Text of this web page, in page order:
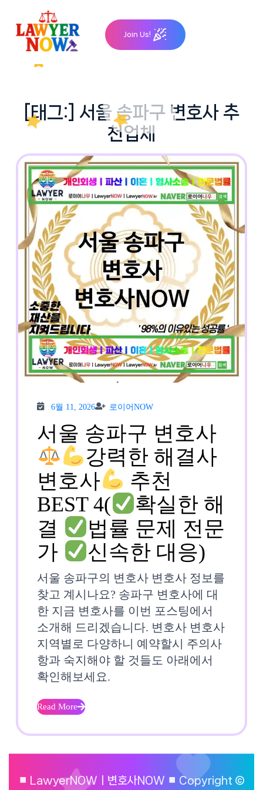
content
Join Us!
[태그:] 서울 송파구 변호사 추
천업체
6월 11, 2026
11,
2026
로이어NOW
어
NOW
서울 송파구 변호사
강력한 해결사
변호사
추천
BEST 4(
확실한 해
결
법률 문제 전문
가
신속한 대응)
울
송
파
구
변
강
서울 송파구의 변호사 변호사 정보를
찾고 계시나요? 송파구 변호사에 대
한 지금 변호사를 이번 포스팅에서
소개해 드리겠습니다. 변호사 변호사
지역별로 다양하니 예약할시 주의사
항과 숙지해야 할 것들도 아래에서
확인해보세요.
Read More
Read
⏹︎ LawyerNOWㅣ변호사NOW ⏹︎ Copyright ©